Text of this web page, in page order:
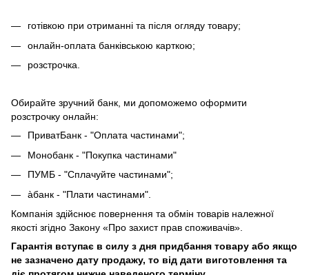
готівкою при отриманні та після огляду товару;
онлайн-оплата банківською карткою;
розстрочка.
Обирайте зручний банк, ми допоможемо оформити
розстрочку онлайн:
ПриватБанк - "Оплата частинами";
Монобанк - "Покупка частинами"
ПУМБ - "Сплачуйте частинами";
àбанк - "Плати частинами".
Компанія здійснює повернення та обмін товарів належної
якості згідно Закону «Про захист прав споживачів».
Гарантія вступає в силу з дня придбання товару або якщо
не зазначено дату продажу, то від дати виготовлення та